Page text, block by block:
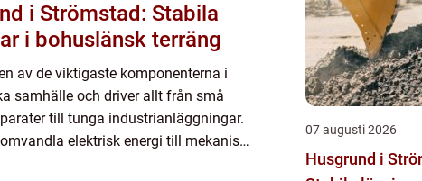
i Strömstad: Stabila
i bohuslänsk terräng
av de viktigaste komponenterna i
samhälle och driver allt från små
till tunga industrianläggningar.
elektrisk energi till mekanisk
07 augusti 2026
Husgrund i